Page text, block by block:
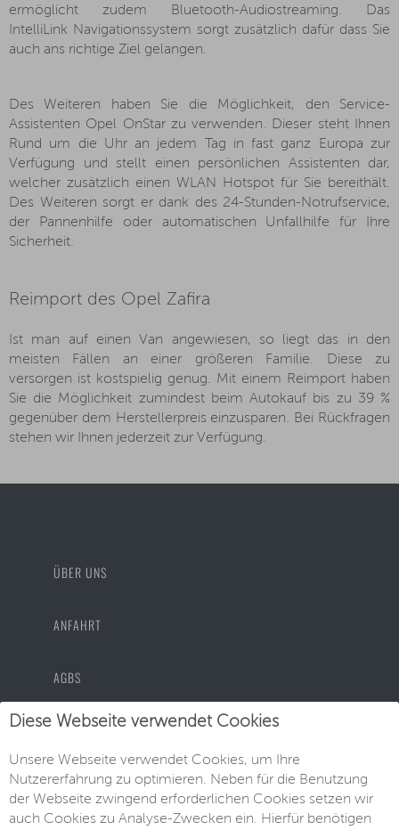
ermöglicht zudem Bluetooth-Audiostreaming. Das
IntelliLink Navigationssystem sorgt zusätzlich dafür dass Sie
auch ans richtige Ziel gelangen.
Des Weiteren haben Sie die Möglichkeit, den Service-
Assistenten Opel OnStar zu verwenden. Dieser steht Ihnen
Rund um die Uhr an jedem Tag in fast ganz Europa zur
Verfügung und stellt einen persönlichen Assistenten dar,
welcher zusätzlich einen WLAN Hotspot für Sie bereithält.
Des Weiteren sorgt er dank des 24-Stunden-Notrufservice,
der Pannenhilfe oder automatischen Unfallhilfe für Ihre
Sicherheit.
Reimport des Opel Zafira
Ist man auf einen Van angewiesen, so liegt das in den
meisten Fällen an einer größeren Familie. Diese zu
versorgen ist kostspielig genug. Mit einem Reimport haben
Sie die Möglichkeit zumindest beim Autokauf bis zu 39 %
gegenüber dem Herstellerpreis einzusparen. Bei Rückfragen
stehen wir Ihnen jederzeit zur Verfügung.
ÜBER UNS
ANFAHRT
AGBS
DATENSCHUTZ
IMPRESSUM
Diese Webseite verwendet Cookies
Unsere Webseite verwendet Cookies, um Ihre
Nutzererfahrung zu optimieren. Neben für die Benutzung
der Webseite zwingend erforderlichen Cookies setzen wir
auch Cookies zu Analyse-Zwecken ein. Hierfür benötigen